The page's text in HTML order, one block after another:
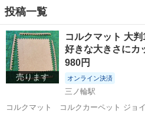
投稿一覧
売ります
コルクマット 大
好きな大きさに
980円
オンライン決済
三ノ輪駅
コルクマット コルクカーペット ジョ